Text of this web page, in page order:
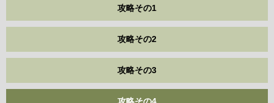
攻略その1
攻略その2
攻略その3